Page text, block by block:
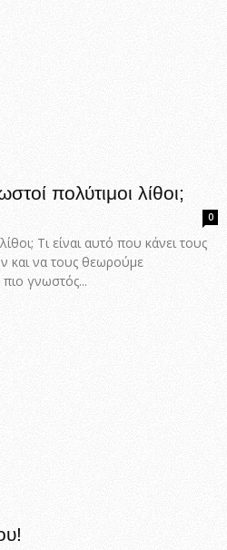
πολύτιμοι λίθοι;
0
Τι είναι αυτό που κάνει τους
και να τους θεωρούμε
γνωστός...